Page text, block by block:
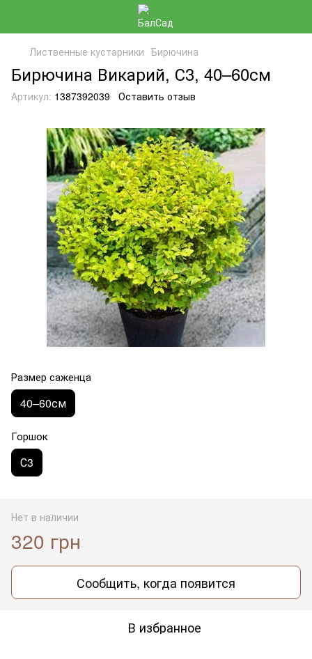
Лиственные кустарники Бирючина
Бирючина Викарий, С3, 40–60см
Артикул: 1387392039 Оставить отзыв
Размер саженца
40–60см
Горшок
С3
Нет в наличии
320 грн
Сообщить, когда появится
В избранное